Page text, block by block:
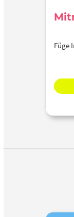
Füge